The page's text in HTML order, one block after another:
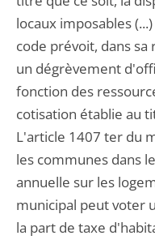
locaux imposables
code prévoit, dans sa
un dégrèvement
fonction des
cotisation établie au
L'article 1407 ter du
les communes dans
annuelle sur les
municipal peut voter
la part de taxe